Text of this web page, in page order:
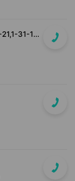
ул. Воронянского, д. 50/1 (пом.1-20-1-21,1-31-1-32) (УЗ 38-я городская п-ка, отдельный вход справа)